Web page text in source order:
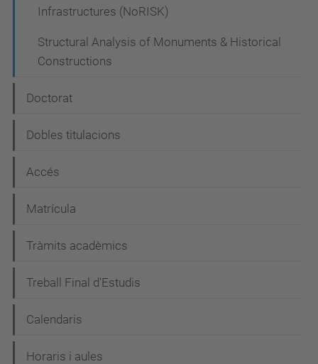
Infrastructures (NoRISK)
Structural Analysis of Monuments & Historical
Constructions
Doctorat
Dobles titulacions
Accés
Matrícula
Tràmits acadèmics
Treball Final d'Estudis
Calendaris
Horaris i aules